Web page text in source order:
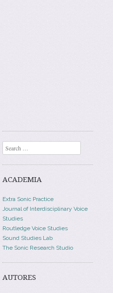
Search
ACADEMIA
Extra Sonic Practice
Journal of Interdisciplinary Voice
Studies
Routledge Voice Studies
Sound Studies Lab
The Sonic Research Studio
AUTORES